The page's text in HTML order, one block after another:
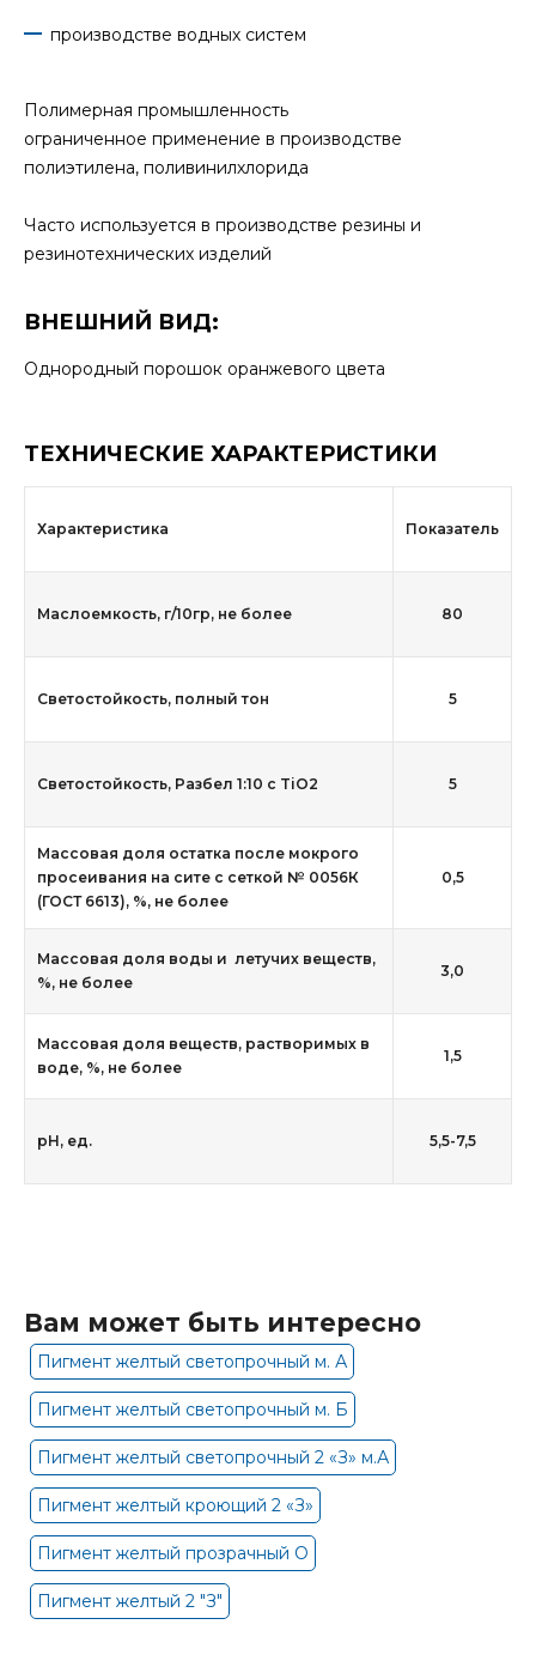
производстве водных систем
Полимерная промышленность
ограниченное применение в производстве
полиэтилена, поливинилхлорида
Часто используется в производстве резины и
резинотехнических изделий
ВНЕШНИЙ ВИД:
Однородный порошок оранжевого цвета
ТЕХНИЧЕСКИЕ ХАРАКТЕРИСТИКИ
Характеристика Показатель
Маслоемкость, г/10гр, не более 80
Светостойкость, полный тон 5
Светостойкость, Разбел 1:10 с TiO2 5
Массовая доля остатка после мокрого
просеивания на сите с сеткой № 0056К
(ГОСТ 6613), %, не более
0,5
Массовая доля воды и летучих веществ,
%, не более
3,0
Массовая доля веществ, растворимых в
воде, %, не более
1,5
рН, ед. 5,5-7,5
Вам может быть интересно
Пигмент желтый светопрочный м. А
Пигмент желтый светопрочный м. Б
Пигмент желтый светопрочный 2 «З» м.А
Пигмент желтый кроющий 2 «З»
Пигмент желтый прозрачный О
Пигмент желтый 2 "З"